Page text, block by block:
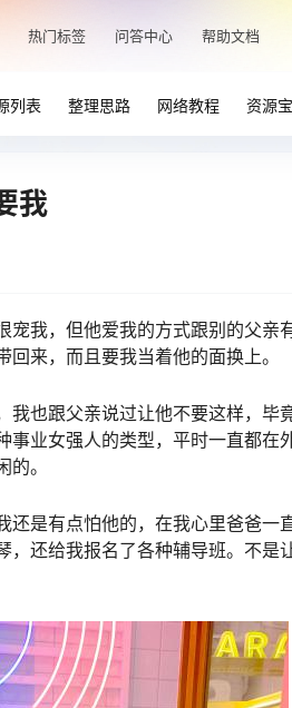
热门标签 问答中心 帮助文档
列表 整理思路 网络教程 资源
我
我，但他爱我的方式跟别的父亲
来，而且要我当着他的面换上。
也跟父亲说过让他不要这样，毕
业女强人的类型，平时一直都在
。
是有点怕他的，在我心里爸爸一
还给我报名了各种辅导班。不是